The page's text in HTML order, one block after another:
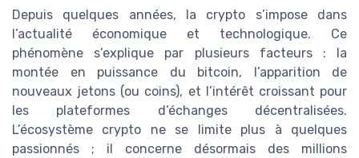
Depuis quelques années, la crypto s’impose dans
l’actualité économique et technologique. Ce
phénomène s’explique par plusieurs facteurs : la
montée en puissance du bitcoin, l’apparition de
nouveaux jetons (ou coins), et l’intérêt croissant pour
les plateformes d’échanges décentralisées.
L’écosystème crypto ne se limite plus à quelques
passionnés ; il concerne désormais des millions